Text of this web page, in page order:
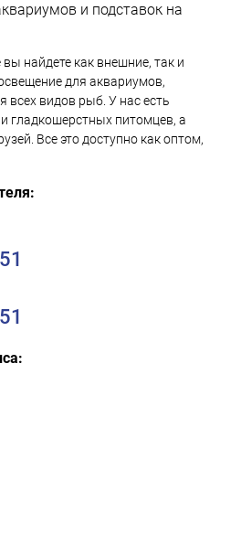
и подставок на
найдете как внешние, так и
для аквариумов,
всех видов рыб. У нас есть
гладкошерстных питомцев, а
Все это доступно как оптом,